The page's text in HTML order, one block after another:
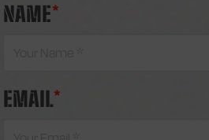
NAME*
EMAIL*